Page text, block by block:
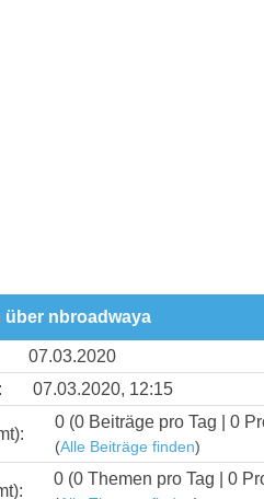
über nbroadwaya
07.03.2020
07.03.2020, 12:15
0 (0 Beiträge pro Tag | 0
(Alle Beiträge finden)
0 (0 Themen pro Tag | 0